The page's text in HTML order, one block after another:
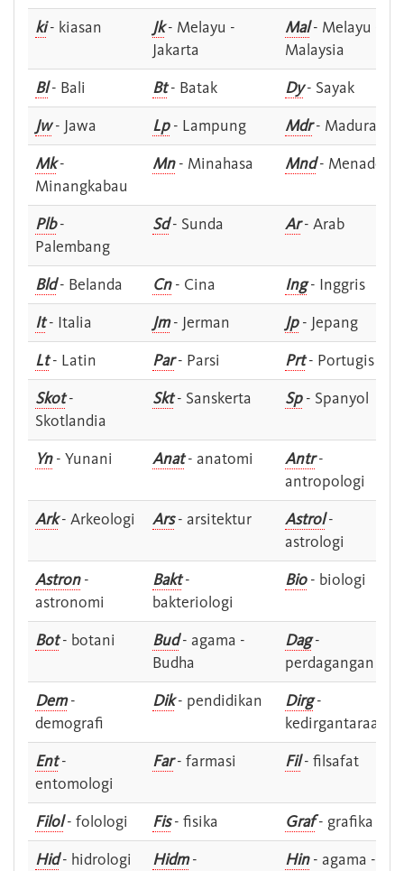
ki- kiasan Jk- Melayu -
Jakarta
Mal- Melayu -
Malaysia
Bl- Bali Bt- Batak Dy- Sayak
Jw- Jawa Lp- Lampung Mdr- Madura
Mk-
Minangkabau
Mn- Minahasa Mnd- Menado
Plb-
Palembang
Sd- Sunda Ar- Arab
Bld- Belanda Cn- Cina Ing- Inggris
It- Italia Jm- Jerman Jp- Jepang
Lt- Latin Par- Parsi Prt- Portugis
Skot-
Skotlandia
Skt- Sanskerta Sp- Spanyol
Yn- Yunani Anat- anatomi Antr-
antropologi
Ark- Arkeologi Ars- arsitektur Astrol-
astrologi
Astron-
astronomi
Bakt-
bakteriologi
Bio- biologi
Bot- botani Bud- agama -
Budha
Dag-
perdagangan
Dem-
demografi
Dik- pendidikan Dirg-
kedirgantaraan
Ent-
entomologi
Far- farmasi Fil- filsafat
Filol- folologi Fis- fisika Graf- grafika
Hid- hidrologi Hidm-
Hin- agama -